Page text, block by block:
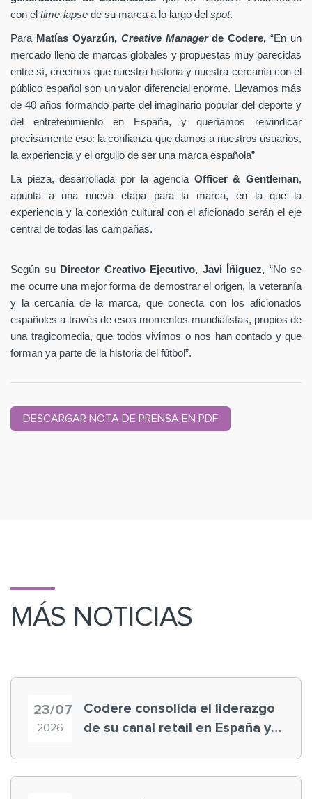
con el time-lapse de su marca a lo largo del spot.
Para Matías Oyarzún, Creative Managerde Codere,“En un
mercado lleno de marcas globales y propuestas muy parecidas
entre sí, creemos que nuestra historia y nuestra cercanía con el
público español son un valor diferencial enorme. Llevamos más
de 40 años formando parte del imaginario popular del deporte y
del entretenimiento en España, y queríamos reivindicar
precisamente eso: la confianza que damos a nuestros usuarios,
la experiencia y el orgullo de ser una marca española”
La pieza, desarrollada por la agencia Officer & Gentleman,
apunta a una nueva etapa para la marca, en la que la
experiencia y la conexión cultural con el aficionado serán el eje
central de todas las campañas.
Según su Director Creativo Ejecutivo, Javi Íñiguez, “No se
me ocurre una mejor forma de demostrar el origen, la veteranía
y la cercanía de la marca, que conecta con los aficionados
españoles a través de esos momentos mundialistas, propios de
una tragicomedia, que todos vivimos o nos han contado y que
forman ya parte de la historia del fútbol”.
DESCARGAR NOTA DE PRENSA EN PDF
MÁS NOTICIAS
23/07
2026
Codere consolida el liderazgo
de su canal retail en España y